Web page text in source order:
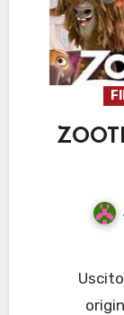
Uscito nel 2016, Zootropolis (titolo